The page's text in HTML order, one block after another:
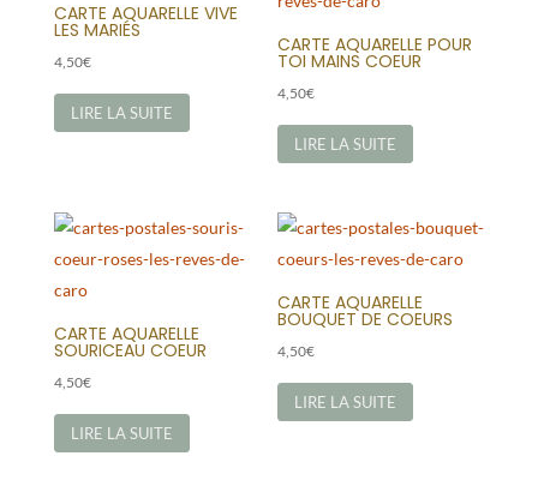
CARTE AQUARELLE VIVE
LES MARIÉS
4,50€
LIRE LA SUITE
CARTE AQUARELLE POUR
TOI MAINS COEUR
4,50€
LIRE LA SUITE
CARTE AQUARELLE
SOURICEAU COEUR
4,50€
LIRE LA SUITE
CARTE AQUARELLE
BOUQUET DE COEURS
4,50€
LIRE LA SUITE